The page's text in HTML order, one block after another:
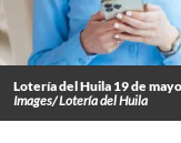
Lotería del Huila 19 de
Images/ Lotería del Huila